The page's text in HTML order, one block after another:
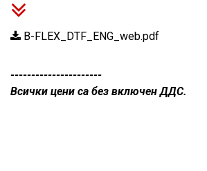
B-FLEX_DTF_ENG_web.pdf
----------------------
Всички цени са без включен ДДС.